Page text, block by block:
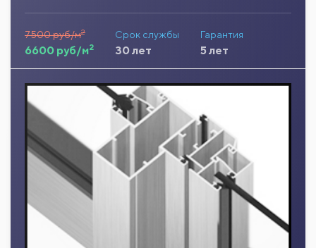
7500 руб/м2
6600 руб/м2
Срок службы
30 лет
Гарантия
5 лет